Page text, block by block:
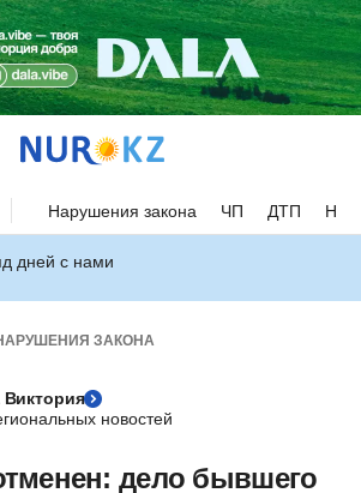
Нарушения закона ЧП ДТП
дней с нами
ЗАКОНА
новостей
дело бывшего